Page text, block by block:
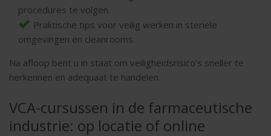
procedures te volgen.
Praktische tips voor veilig werken in steriele
omgevingen en cleanrooms.
Na afloop bent u in staat om veiligheidsrisico’s sneller te
herkennen en adequaat te handelen.
VCA-cursussen in de farmaceutische
industrie: op locatie of online